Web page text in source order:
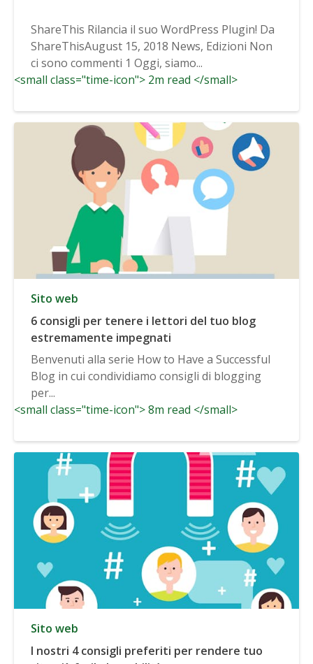
ShareThis Rilancia il suo WordPress Plugin! Da
ShareThisAugust 15, 2018 News, Edizioni Non
ci sono commenti 1 Oggi, siamo...
<small class="time-icon"> 2m read </small>
Sito web
6 consigli per tenere i lettori del tuo blog
estremamente impegnati
Benvenuti alla serie How to Have a Successful
Blog in cui condividiamo consigli di blogging
per...
<small class="time-icon"> 8m read </small>
Sito web
I nostri 4 consigli preferiti per rendere tuo